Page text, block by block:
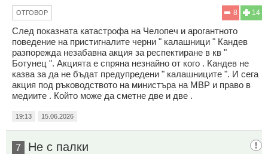
14
8
ОТГОВОР
След показната катастрофа на Челопеч и арогантното
поведение на пристигналите черни " калашници " Кандев
разпорежда незабавна акция за респектиране в кв "
Ботунец ". Акцията е спряна незнайно от кого . Кандев не
казва за да не бъдат предупредени " калашниците ". И сега
акция под ръководството на министъра на МВР и право в
медиите . Който може да сметне две и две .
19:13 15.06.2026
7 Не с палки